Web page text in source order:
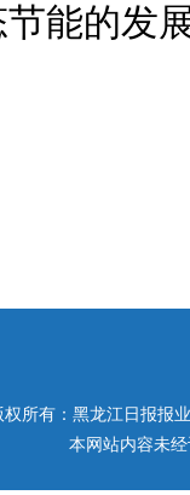
能的发
权所有：黑龙江日报报
本网站内容未